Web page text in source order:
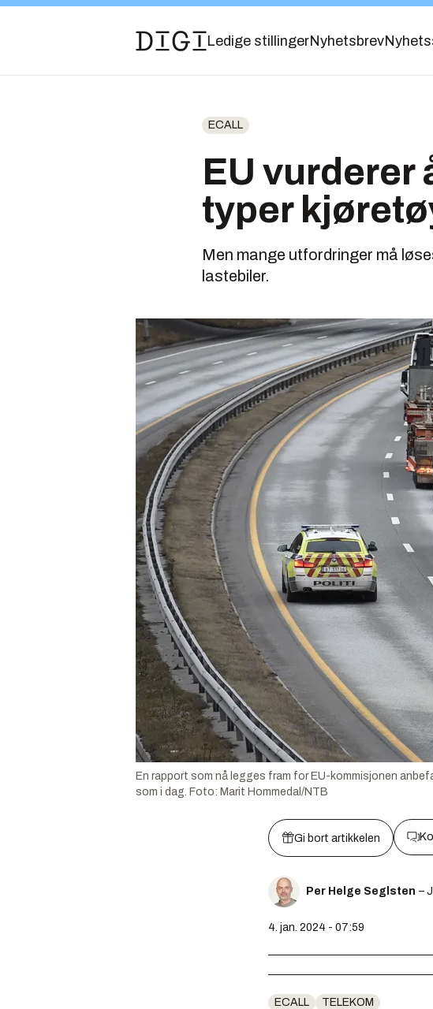
Ledige stillingerNyhetsbrev
ECALL
EU vurderer
typer
Men mange utfordringer må
lastebiler.
En rapport som nå legges fram for EU-kommisjonen
som i dag. Foto: Marit Hommedal/NTB
Gi bort artikkelen
Per Helge Seglsten –
4. jan. 2024 - 07:59
ECALL TELEKOM